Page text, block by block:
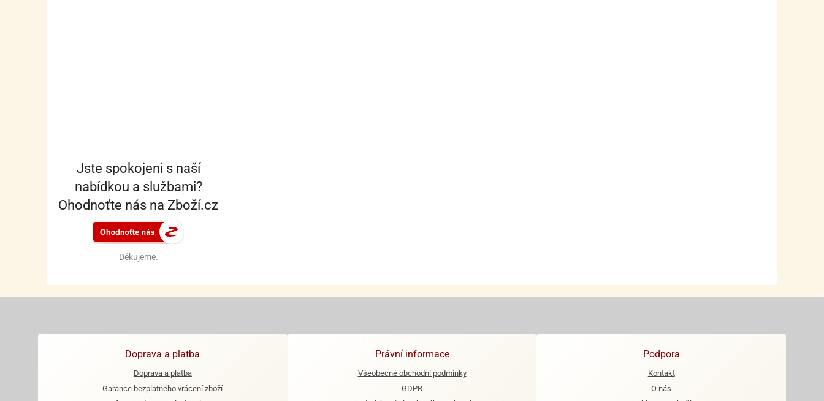
Jste spokojeni s naší
nabídkou a službami?
Ohodnoťte nás na Zboží.cz
Děkujeme.
Doprava a platba
Doprava a platba
Garance bezplatného vrácení zboží
Právní informace
Všeobecné obchodní podmínky
GDPR
Podpora
Kontakt
O nás